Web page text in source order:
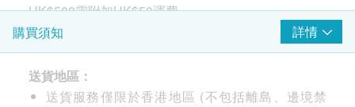
HK$500需附加HK$50運費。
3秒速熱 (無需等待煲水時間)
6段溫度 (25°C、45°C、55°C、75°C、85°C及
95°C)
購買須知 詳情
送貨地區：
送貨服務僅限於香港地區 (不包括離島、邊境禁